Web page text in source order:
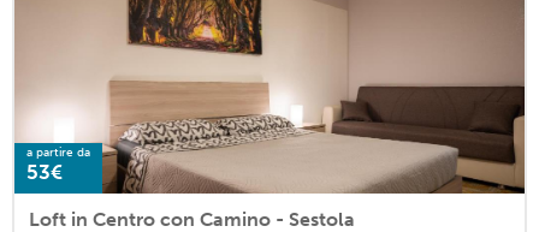
a partire da
53€
Loft in Centro con Camino - Sestola